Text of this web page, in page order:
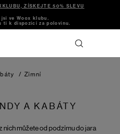
ZÍSKEJTE 50% SLEVU
jsi ve Woox klubu.
ti k dispozici za polovinu.
/ Zimní
A KABÁTY
nich můžete od podzimu do jara